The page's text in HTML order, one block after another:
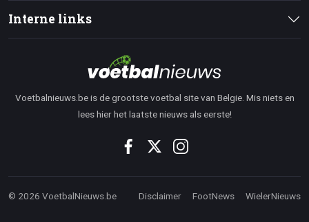
Interne links
Voetbalnieuws.be is de grootste voetbal site van Belgie. Mis niets en
lees hier het laatste nieuws als eerste!
© 2026 VoetbalNieuws.be Disclaimer FootNews WielerNieuws